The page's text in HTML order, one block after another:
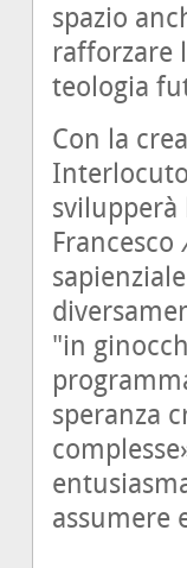
spazio
rafforzare
teologia
Con la
svilupperà
Francesco
"in
speranza
assumere